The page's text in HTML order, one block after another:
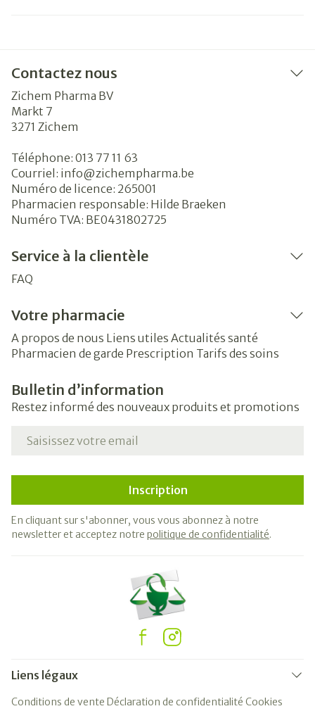
Contactez nous
Zichem Pharma BV
Markt 7
3271 Zichem
Téléphone: 013 77 11 63
Courriel: info@zichempharma.be
Numéro de licence: 265001
Pharmacien responsable: Hilde Braeken
Numéro TVA: BE0431802725
Service à la clientèle
FAQ
Votre pharmacie
A propos de nous Liens utiles Actualités santé
Pharmacien de garde Prescription Tarifs des soins
Bulletin d’information
Restez informé des nouveaux produits et promotions
Adresse mail
Inscription
En cliquant sur s'abonner, vous vous abonnez à notre
newsletter et acceptez notre politique de confidentialité.
Liens légaux
Conditions de vente Déclaration de confidentialité Cookies